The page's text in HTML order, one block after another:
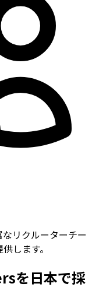
リクルーターチー
します。
を日本で採